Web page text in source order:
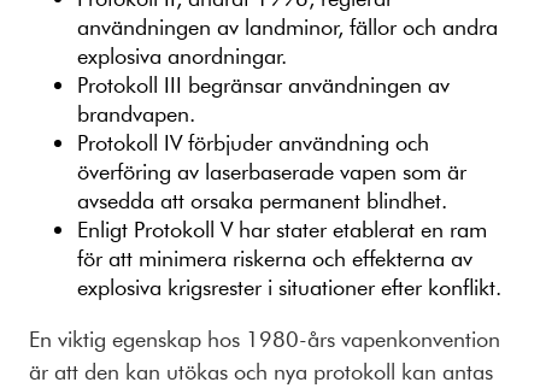
användningen av landminor, fällor och andra
explosiva anordningar.
Protokoll III begränsar användningen av
brandvapen.
Protokoll IV förbjuder användning och
överföring av laserbaserade vapen som är
avsedda att orsaka permanent blindhet.
Enligt Protokoll V har stater etablerat en ram
för att minimera riskerna och effekterna av
explosiva krigsrester i situationer efter konflikt.
En viktig egenskap hos 1980-års vapenkonvention
är att den kan utökas och nya protokoll kan antas